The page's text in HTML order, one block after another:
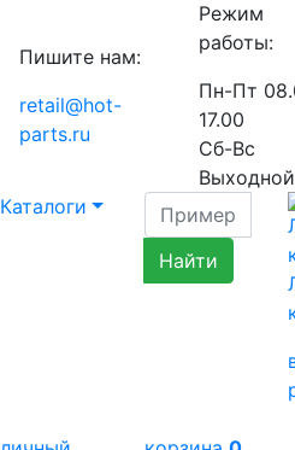
Пишите нам:
retail@hot-
parts.ru
Режим
работы:
Пн-Пт
17.00
Сб-Вс
Выходной
Каталоги